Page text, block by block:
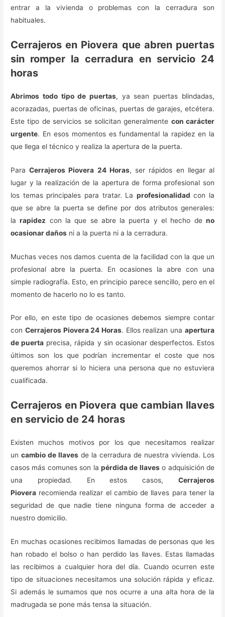
entrar a la vivienda o problemas con la cerradura son
habituales.
Cerrajeros en Piovera que abren puertas
sin romper la cerradura en servicio 24
horas
Abrimos todo tipo de puertas, ya sean puertas blindadas,
acorazadas, puertas de oficinas, puertas de garajes, etcétera.
Este tipo de servicios se solicitan generalmente con carácter
urgente. En esos momentos es fundamental la rapidez en la
que llega el técnico y realiza la apertura de la puerta.
ParaCerrajeros Piovera 24 Horas, ser rápidos en llegar al
lugar y la realización de la apertura de forma profesional son
los temas principales para tratar. La profesionalidad con la
que se abre la puerta se define por dos atributos generales:
larapidez con la que se abre la puerta y el hecho de no
ocasionar daños ni a la puerta ni a la cerradura.
Muchas veces nos damos cuenta de la facilidad con la que un
profesional abre la puerta. En ocasiones la abre con una
simple radiografía. Esto, en principio parece sencillo, pero en el
momento de hacerlo no lo es tanto.
Por ello, en este tipo de ocasiones debemos siempre contar
con Cerrajeros Piovera 24 Horas. Ellos realizan una apertura
de puerta precisa, rápida y sin ocasionar desperfectos. Estos
últimos son los que podrían incrementar el coste que nos
queremos ahorrar si lo hiciera una persona que no estuviera
cualificada.
Cerrajeros en Piovera que cambian llaves
en servicio de 24 horas
Existen muchos motivos por los que necesitamos realizar
uncambio de llaves de la cerradura de nuestra vivienda. Los
casos más comunes son la pérdida de llaveso adquisición de
una propiedad. En estos casos, Cerrajeros
Piovera recomienda realizar el cambio de llaves para tener la
seguridad de que nadie tiene ninguna forma de acceder a
nuestro domicilio.
En muchas ocasiones recibimos llamadas de personas que les
han robado el bolso o han perdido las llaves. Estas llamadas
las recibimos a cualquier hora del día. Cuando ocurren este
tipo de situaciones necesitamos una solución rápida y eficaz.
Si además le sumamos que nos ocurre a una alta hora de la
madrugada se pone más tensa la situación.